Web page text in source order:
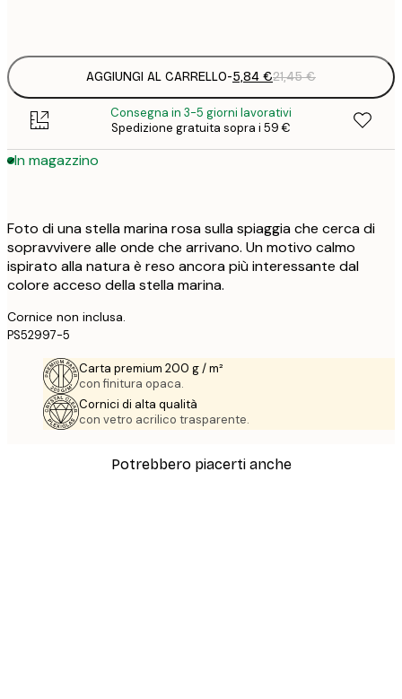
AGGIUNGI AL CARRELLO-5,84 €21,45 €
Consegna in 3-5 giorni lavorativi
Spedizione gratuita sopra i 59 €
In magazzino
Foto di una stella marina rosa sulla spiaggia che cerca di
sopravvivere alle onde che arrivano. Un motivo calmo
ispirato alla natura è reso ancora più interessante dal
colore acceso della stella marina.
Cornice non inclusa.
PS52997-5
Carta premium 200 g / m²
con finitura opaca.
Cornici di alta qualità
con vetro acrilico trasparente.
Potrebbero piacerti anche